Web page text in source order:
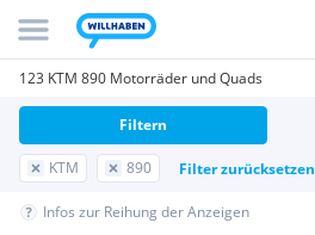
123 KTM 890 Motorräder und Quads
KTM 890 Filter zurücksetzen
Filtern
Infos zur Reihung der Anzeigen